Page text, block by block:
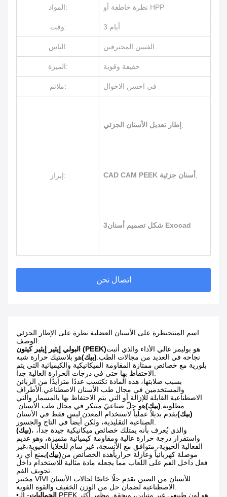
المواد: نظرة خاطفة أو HPP
وقت: 3 أيام
الناس: الفنيين المحترفين
الميزة: خفيفة وقوية
ملائم: في احسن الاحوال
إبراز:
إطار تعديل الأسنان الجزئي
CAD CAM PEEK أسنان جزئية
3شكل تصميم أسنان Exocad
اتصال نحن
اسم المنتجنظرة على الأسنان العضلية نظرة على الإطار الجزئي
الوصف:
البولي إيثير إيثير كيتون (PEEK)هو بوليمر عالي الأداء والذي أثبت
نجاحه في العديد من مجالات الطب. (بيك)هو بلاستيك حرارة شبه
بلورية مع خصائص ممتازة المقاومة الميكانيكية والكيميائية التي يتم
بسبب صلابتها، هذه المادة تكتسب عددًا متزايدًا من الزبائن
والمستخدمين في مجال طب الأسنان الاصطناعي.الأطراف
الاصطناعية القابلة للإزالة أو التي يتم الاحتفاظ بها بالمسمار والتي
مطلوبة, (بيك)هو حلّ صناعيّ مبتكر في مجال طب الأسنان.
(بيك)يقدم بديلاً عملياً لاستخدام المعدن ليس فقط في الأسنان
(بيك)، والذي يُعرف بأنه يمتلك خصائص ميكانيكية جيدة جداً،
واستقرار درجة حرارة عالية ومقاومة كيميائية متميزة، وهو عديم
الفعالية الحيوية، متوافق مع الأنسجة، غير سام للخلايا الحيوية،غير
موصلة كهربائياً وعازلة حرارياًهذه الخصائص من(بيك)يمنع أي رد
فعل داخل الفم على اللعاب مما يجعله مادة مثالية للاستخدام داخل
مختبر VIVI للأسنان من الصين يقدم حلًا خاصًا لحالات الأسنان
•
الجماليات- الـ PEEK هو لون طبيعي غير متباين، ويحقق مظهر أكثر